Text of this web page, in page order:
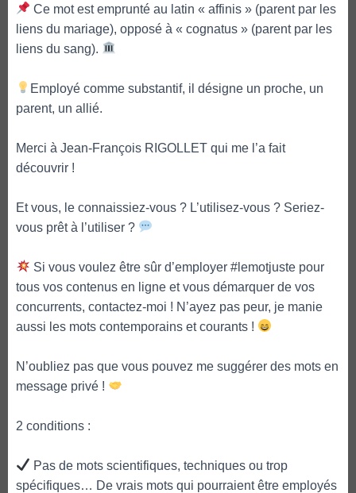
Ce mot est emprunté au latin « affinis » (parent par les
liens du mariage), opposé à « cognatus » (parent par les
liens du sang).
Employé comme substantif, il désigne un proche, un
parent, un allié.
Merci à Jean-François RIGOLLET qui me l’a fait
découvrir !
Et vous, le connaissiez-vous ? L’utilisez-vous ? Seriez-
vous prêt à l’utiliser ?
Si vous voulez être sûr d’employer #lemotjuste pour
tous vos contenus en ligne et vous démarquer de vos
concurrents, contactez-moi ! N’ayez pas peur, je manie
aussi les mots contemporains et courants !
N’oubliez pas que vous pouvez me suggérer des mots en
message privé !
2 conditions :
Pas de mots scientifiques, techniques ou trop
spécifiques… De vrais mots qui pourraient être employés